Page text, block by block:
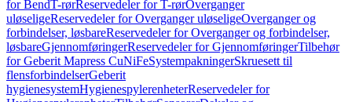
for BendT-rørReservedeler for T-rørOverganger
uløseligeReservedeler for Overganger uløseligeOverganger og
forbindelser, løsbareReservedeler for Overganger og forbindelser,
løsbareGjennomføringerReservedeler for GjennomføringerTilbehør
for Geberit Mapress CuNiFeSystempakningerSkruesett til
flensforbindelserGeberit
hygienesystemHygienespylerenheterReservedeler for